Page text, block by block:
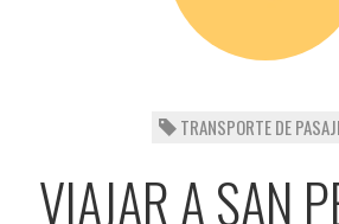
TRANSPORTE DE
VIAJAR A SAN